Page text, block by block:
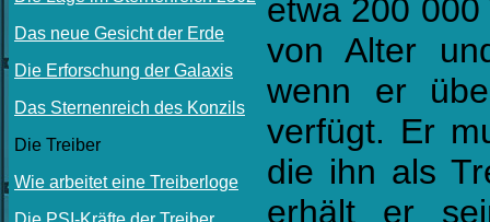
Das neue Gesicht der Erde
Die Erforschung der Galaxis
Das Sternenreich des Konzils
Die Treiber
Wie arbeitet eine Treiberloge
etwa 200
von Alter
wenn er
verfügt. Er
die ihn als
erhält er